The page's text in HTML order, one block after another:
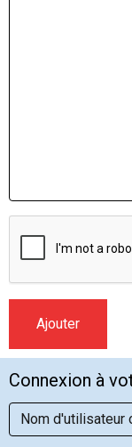
Ajouter
Connexion à